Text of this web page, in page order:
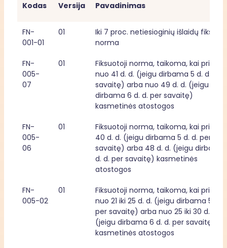
Kodas Versija Pavadinimas
FN-
001-01
01
Iki 7 proc. netiesioginių išlaidų
norma
FN-
005-
07
01
Fiksuotoji norma, taikoma, kai
nuo 41 d. d. (jeigu dirbama 5 d. d. per
savaitę) arba nuo 49 d. d. (jeigu
dirbama 6 d. d. per savaitę)
kasmetinės atostogos
FN-
005-
06
01
Fiksuotoji norma, taikoma, kai
40 d. d. (jeigu dirbama 5 d. d. per
savaitę) arba 48 d. d. (jeigu dirbama
d. d. per savaitę) kasmetinės
atostogos
FN-
005-02
01
Fiksuotoji norma, taikoma, kai
nuo 21 iki 25 d. d. (jeigu dirbama 5 d.
per savaitę) arba nuo 25 iki 30 d. d.
(jeigu dirbama 6 d. d. per savaitę)
kasmetinės atostogos